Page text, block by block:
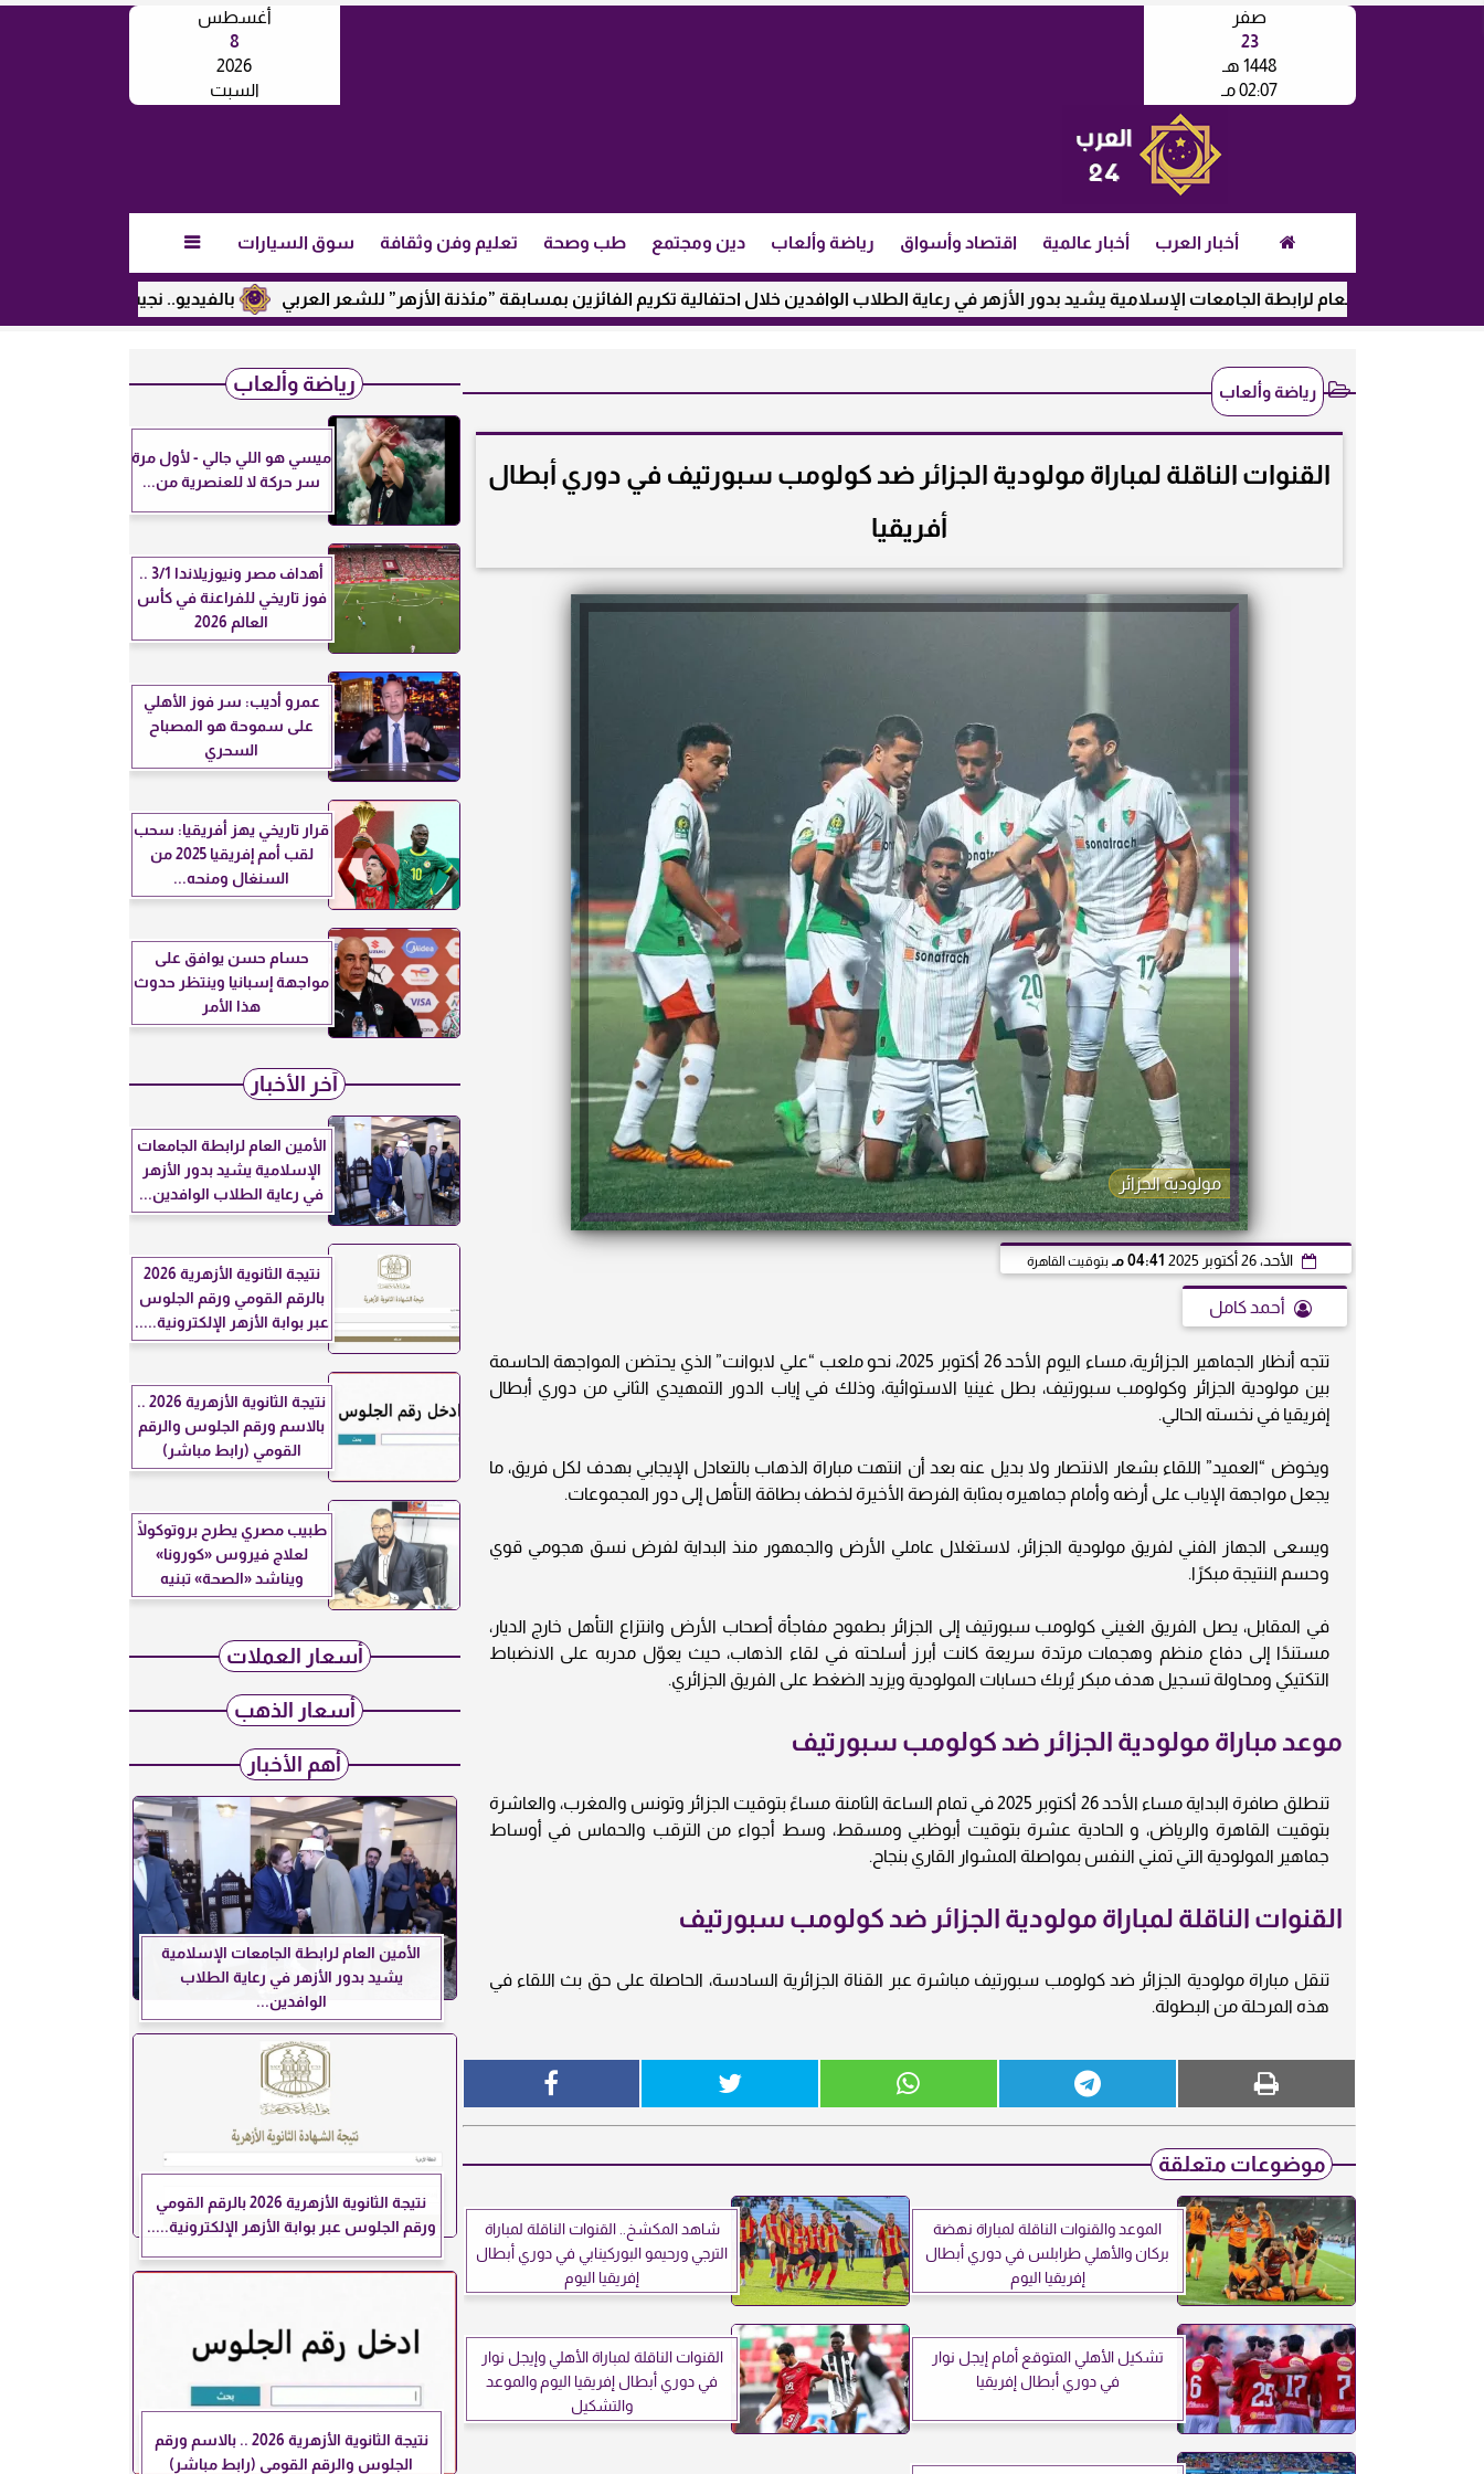
أغسطس
8
2026
السبت
صفر
23
1448 هـ
02:07 مـ
أخبار العرب أخبار عالمية اقتصاد وأسواق رياضة وألعاب دين ومجتمع طب وصحة تعليم وفن وثقافة سوق السيارات 
بالفيديو.. نجيب ساويرس يكشف عن الأمين العام لرابطة الجامعات الإسلامية يشيد بدور الأزهر في رعاية الطلاب الوافدين خلال احتفالية تكريم الفائزين بمسابقة ”مئذنة الأزهر” للشعر العربي
رياضة وألعاب
القنوات الناقلة لمباراة مولودية الجزائر ضد كولومب سبورتيف في دوري أبطال
أفريقيا
مولودية الجزائر
الأحد، 26 أكتوبر 2025 04:41 مـ بتوقيت القاهرة
أحمد كامل
تتجه أنظار الجماهير الجزائرية، مساء اليوم الأحد 26 أكتوبر 2025، نحو ملعب “علي لابوانت” الذي يحتضن المواجهة الحاسمة
بين مولودية الجزائر وكولومب سبورتيف، بطل غينيا الاستوائية، وذلك في إياب الدور التمهيدي الثاني من دوري أبطال
إفريقيا في نخسته الحالي.
ويخوض “العميد” اللقاء بشعار الانتصار ولا بديل عنه بعد أن انتهت مباراة الذهاب بالتعادل الإيجابي بهدف لكل فريق، ما
يجعل مواجهة الإياب على أرضه وأمام جماهيره بمثابة الفرصة الأخيرة لخطف بطاقة التأهل إلى دور المجموعات.
ويسعى الجهاز الفني لفريق مولودية الجزائر، لاستغلال عاملي الأرض والجمهور منذ البداية لفرض نسق هجومي قوي
وحسم النتيجة مبكرًا.
في المقابل، يصل الفريق الغيني كولومب سبورتيف إلى الجزائر بطموح مفاجأة أصحاب الأرض وانتزاع التأهل خارج الديار،
مستندًا إلى دفاع منظم وهجمات مرتدة سريعة كانت أبرز أسلحته في لقاء الذهاب، حيث يعوّل مدربه على الانضباط
التكتيكي ومحاولة تسجيل هدف مبكر يُربك حسابات المولودية ويزيد الضغط على الفريق الجزائري.
موعد مباراة مولودية الجزائر ضد كولومب سبورتيف
تنطلق صافرة البداية مساء الأحد 26 أكتوبر 2025 في تمام الساعة الثامنة مساءً بتوقيت الجزائر وتونس والمغرب، والعاشرة
بتوقيت القاهرة والرياض، و الحادية عشرة بتوقيت أبوظبي ومسقط، وسط أجواء من الترقب والحماس في أوساط
جماهير المولودية التي تمني النفس بمواصلة المشوار القاري بنجاح.
القنوات الناقلة لمباراة مولودية الجزائر ضد كولومب سبورتيف
تنقل مباراة مولودية الجزائر ضد كولومب سبورتيف مباشرة عبر القناة الجزائرية السادسة، الحاصلة على حق بث اللقاء في
هذه المرحلة من البطولة.
موضوعات متعلقة
الموعد والقنوات الناقلة لمباراة نهضة
بركان والأهلي طرابلس في دوري أبطال
إفريقيا اليوم
شاهد المكشخ.. القنوات الناقلة لمباراة
الترجي ورحيمو البوركينابي في دوري أبطال
إفريقيا اليوم
تشكيل الأهلي المتوقع أمام إيجل نوار
في دوري أبطال إفريقيا
القنوات الناقلة لمباراة الأهلي وإيجل نوار
في دوري أبطال إفريقيا اليوم والموعد
والتشكيل
رياضة وألعاب
ميسي هو اللي جالي - لأول مرة
سر حركة لا للعنصرية من...
أهداف مصر ونيوزيلاندا 3/1 ..
فوز تاريخي للفراعنة في كأس
العالم 2026
عمرو أديب: سر فوز الأهلي
على سموحة هو المصباح
السحري
قرار تاريخي يهز أفريقيا: سحب
لقب أمم إفريقيا 2025 من
السنغال ومنحه...
حسام حسن يوافق على
مواجهة إسبانيا وينتظر حدوث
هذا الأمر
آخر الأخبار
الأمين العام لرابطة الجامعات
الإسلامية يشيد بدور الأزهر
في رعاية الطلاب الوافدين...
نتيجة الثانوية الأزهرية 2026
بالرقم القومي ورقم الجلوس
عبر بوابة الأزهر الإلكترونية.....
نتيجة الثانوية الأزهرية 2026 ..
بالاسم ورقم الجلوس والرقم
القومي (رابط مباشر)
طبيب مصري يطرح بروتوكولًا
لعلاج فيروس «كورونا»
ويناشد «الصحة» تبنيه
أسعار العملات
أسعار الذهب
أهم الأخبار
الأمين العام لرابطة الجامعات الإسلامية
يشيد بدور الأزهر في رعاية الطلاب
الوافدين...
نتيجة الثانوية الأزهرية 2026 بالرقم القومي
ورقم الجلوس عبر بوابة الأزهر الإلكترونية.....
نتيجة الثانوية الأزهرية 2026 .. بالاسم ورقم
الجلوس والرقم القومي (رابط مباشر)